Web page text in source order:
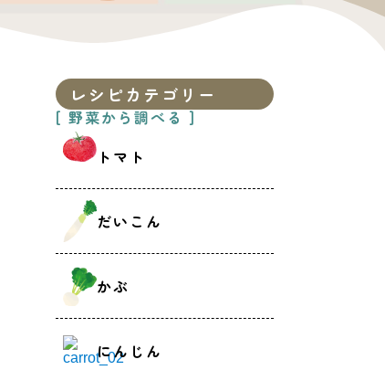
レシピカテゴリー
[ 野菜から調べる ]
トマト
だいこん
かぶ
にんじん